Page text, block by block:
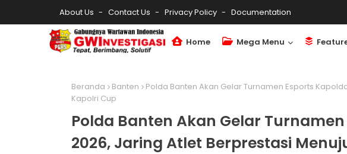
About Us Contact Us Privacy Policy Documentation
Home Mega Menu
Beranda Banten
Polda Banten Akan Gelar Turnamen Esports
Kapolri Cup
Polda Banten Akan Gelar
2026, Jaring Atlet Berprestasi